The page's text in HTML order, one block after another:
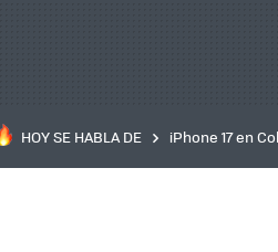
HOY SE HABLA DE iPhone 17 en
inteligente